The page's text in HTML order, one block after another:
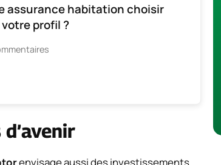
assurance habitation choisir
profil ?
envisage aussi des investissements